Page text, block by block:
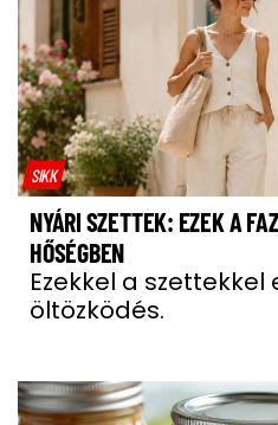
SIKK
NYÁRI SZETTEK: EZEK A
HŐSÉGBEN
Ezekkel a
öltözködés.